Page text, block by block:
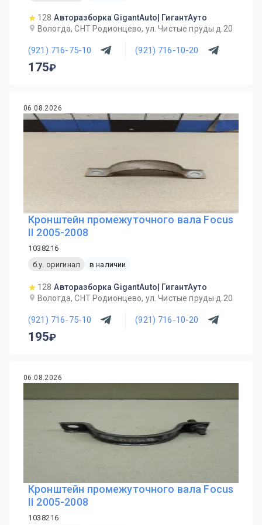
128 Авторазборка GigantAuto| ГигантАуто
Вологда, СНТ Родионцево, ул. Чистые пруды д.20
(921) 716-75-10 (921) 716-10-20
175
06.08.2026
Кронштейн промежуточного вала Focus
II 2005-2008
1038216
б.у. оригинал
в наличии
128 Авторазборка GigantAuto| ГигантАуто
Вологда, СНТ Родионцево, ул. Чистые пруды д.20
(921) 716-75-10 (921) 716-10-20
195
06.08.2026
Кронштейн промежуточного вала Focus
II 2005-2008
1038216